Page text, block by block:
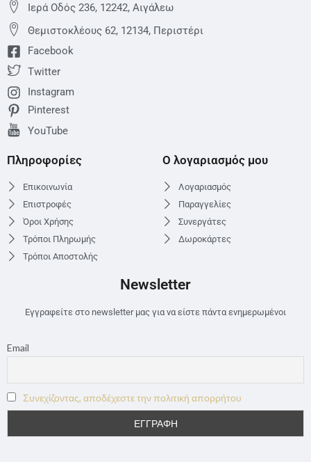
Ιερά Οδός 236, 12242, Αιγάλεω
Θεμιστoκλέους 62, 12134, Περιστέρι
Facebook
Twitter
Instagram
Pinterest
YouTube
Πληροφορίες
Επικοινωνία
Επιστροφές
Όροι Χρήσης
Τρόποι Πληρωμής
Τρόποι Αποστολής
Ο λογαριασμός μου
Λογαριασμός
Παραγγελίες
Συνεργάτες
Δωροκάρτες
Newsletter
Εγγραφείτε στο newsletter μας για να είστε πάντα ενημερωμένοι
Email
Συνεχίζοντας, αποδέχεστε την πολιτική απορρήτου